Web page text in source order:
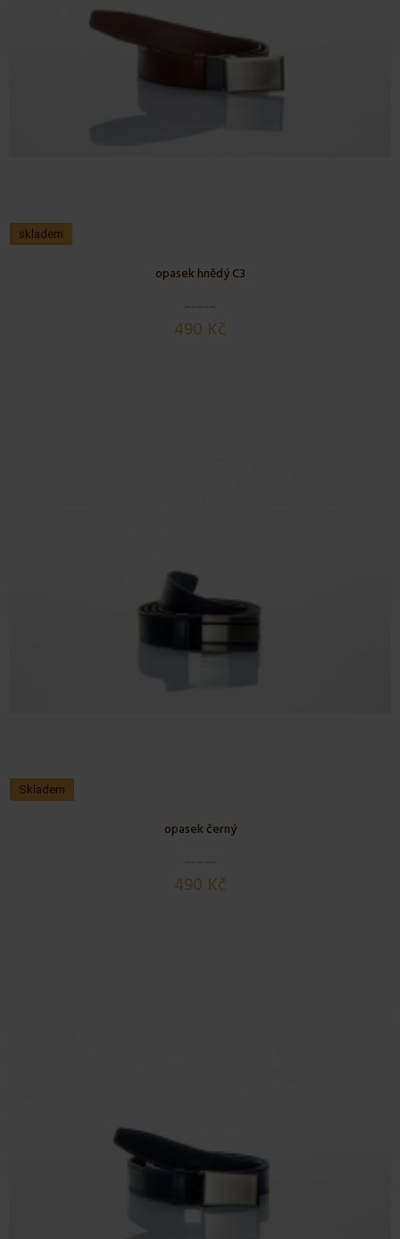
opasek hnědý C3
490 Kč
skladem
opasek černý
490 Kč
Skladem